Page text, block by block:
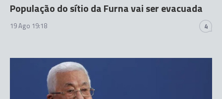
População do sítio da Furna vai ser evacuada
19 Ago 19:18 4